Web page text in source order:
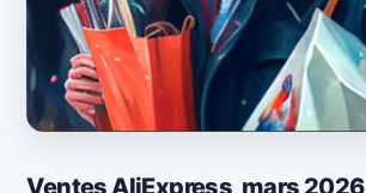
Ventes AliExpress, mars 2026